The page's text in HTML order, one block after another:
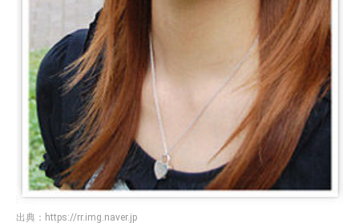
出典： https://rr.img.naver.jp